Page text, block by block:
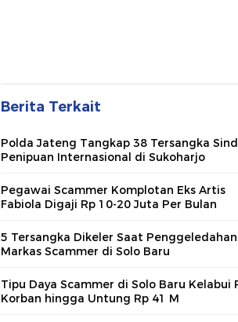
Berita Terkait
Polda Jateng Tangkap 38 Tersangka
Penipuan Internasional di Sukoharjo
Pegawai Scammer Komplotan Eks Artis
Fabiola Digaji Rp 10-20 Juta Per Bulan
5 Tersangka Dikeler Saat Penggeledahan
Markas Scammer di Solo Baru
Tipu Daya Scammer di Solo Baru Kelabui
Korban hingga Untung Rp 41 M